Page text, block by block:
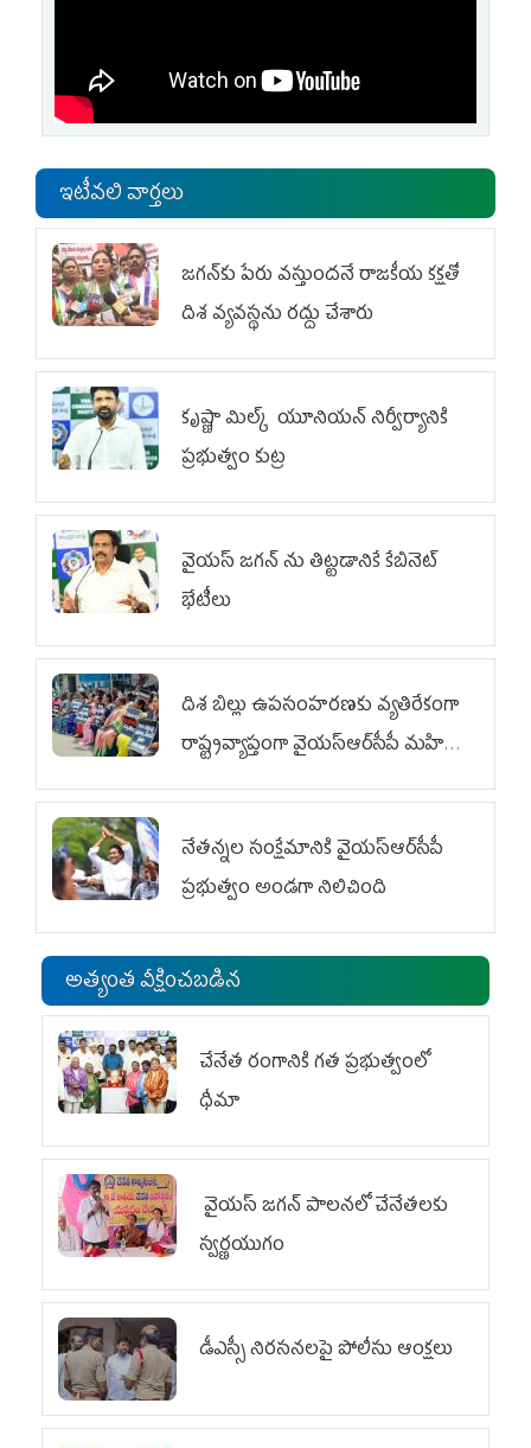
ఇటీవలి వార్తలు
జగన్‌కు పేరు వస్తుందనే రాజకీయ కక్షతో
దిశ వ్య‌వ‌స్థ‌ను రద్దు చేశారు
కృష్ణా మిల్క్‌ యూనియన్‌ నిర్వీర్యానికి
ప్రభుత్వం కుట్ర
వైయ‌స్ జగన్‌ ను తిట్టడానికే కేబినెట్‌
భేటీలు
దిశ బిల్లు ఉపసంహరణకు వ్యతిరేకంగా
రాష్ట్రవ్యాప్తంగా వైయ‌స్ఆర్‌సీపీ మహిళా
విభాగం ఆందోళనలు
నేతన్నల సంక్షేమానికి వైయ‌స్ఆర్‌సీపీ
ప్రభుత్వం అండగా నిలిచింది
అత్యంత వీక్షించబడిన
చేనేత రంగానికి గత ప్రభుత్వంలో
ధీమా
వైయ‌స్ జగన్ పాలనలో చేనేతలకు
స్వర్ణయుగం
డీఎస్సీ నిరసనలపై పోలీసు ఆంక్షలు